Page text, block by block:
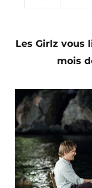
Les Girlz vous
mois